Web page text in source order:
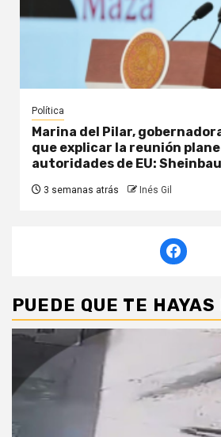
Política
Marina del Pilar,
que explicar la reunión
autoridades de EU:
3 semanas atrás Inés Gil
PUEDE QUE TE